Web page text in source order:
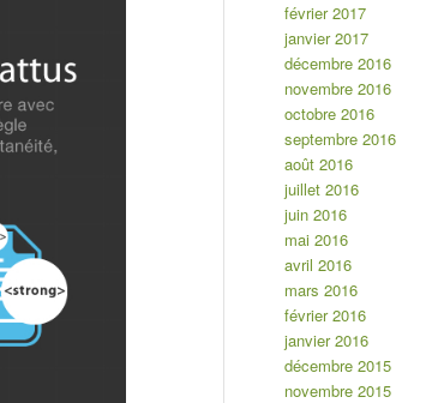
février 2017
janvier 2017
décembre 2016
novembre 2016
octobre 2016
septembre 2016
août 2016
juillet 2016
juin 2016
mai 2016
avril 2016
mars 2016
février 2016
janvier 2016
décembre 2015
novembre 2015